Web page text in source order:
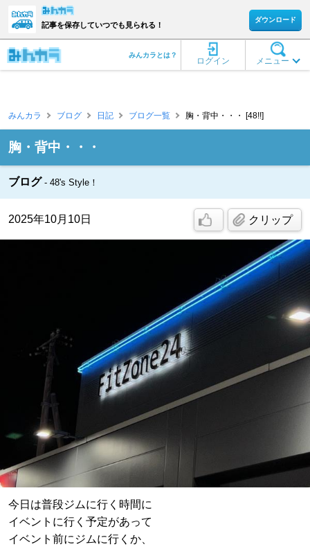
記事を保存していつでも見られる！
ダウンロード
メニュー
ログイン
みんカラとは？
みんカラ ブログ 日記 ブログ一覧 胸・背中・・・ [48!!]
胸・背中・・・
ブログ 48's Style！
2025年10月10日 クリップ
今日は普段ジムに行く時間に
イベントに行く予定があって
イベント前にジムに行くか、